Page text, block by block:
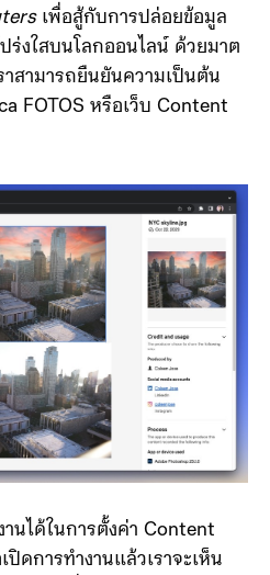
เพื่อสู้กับการปล่อยข้อมูล
ร่งใสบนโลกออนไลน์ ด้วยมาต
สามารถยืนยันความเป็นต้น
FOTOS หรือเว็บ Content
านได้ในการตั้งค่า Content
ดการทำงานแล้วเราจะเห็น